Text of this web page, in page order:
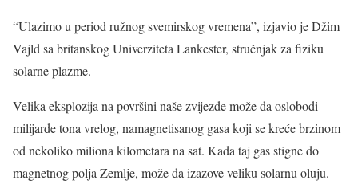
“Ulazimo u period ružnog svemirskog vremena”, izjavio je Džim
Vajld sa britanskog Univerziteta Lankester, stručnjak za fiziku
solarne plazme.
Velika eksplozija na površini naše zvijezde može da oslobodi
milijarde tona vrelog, namagnetisanog gasa koji se kreće brzinom
od nekoliko miliona kilometara na sat. Kada taj gas stigne do
magnetnog polja Zemlje, može da izazove veliku solarnu oluju.